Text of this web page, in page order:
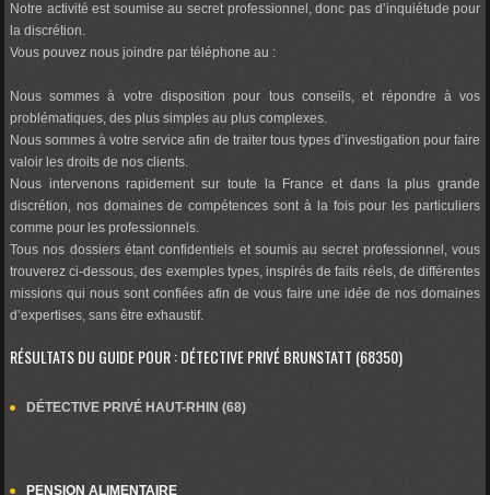
Notre activité est soumise au secret professionnel, donc pas d’inquiétude pour
la discrétion.
Vous pouvez nous joindre par téléphone au :
Nous sommes à votre disposition pour tous conseils, et répondre à vos
problématiques, des plus simples au plus complexes.
Nous sommes à votre service afin de traiter tous types d’investigation pour faire
valoir les droits de nos clients.
Nous intervenons rapidement sur toute la France et dans la plus grande
discrétion, nos domaines de compétences sont à la fois pour les particuliers
comme pour les professionnels.
Tous nos dossiers étant confidentiels et soumis au secret professionnel, vous
trouverez ci-dessous, des exemples types, inspirés de faits réels, de différentes
missions qui nous sont confiées afin de vous faire une idée de nos domaines
d’expertises, sans être exhaustif.
RÉSULTATS DU GUIDE POUR : DÉTECTIVE PRIVÉ BRUNSTATT (68350)
DÉTECTIVE PRIVÉ HAUT-RHIN (68)
PENSION ALIMENTAIRE